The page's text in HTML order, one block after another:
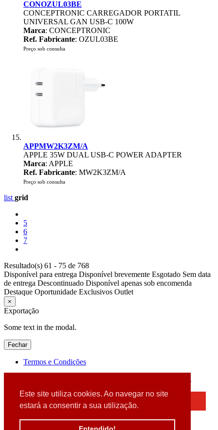
Este site utiliza cookies. Ao navegar no site
estará a consentir a sua utilização.
CONOZUL03BE
CONCEPTRONIC CARREGADOR PORTATIL
UNIVERSAL GAN USB-C 100W
Marca: CONCEPTRONIC
Ref. Fabricante: OZUL03BE
Preço sob consulta
APPMW2K3ZM/A
APPLE 35W DUAL USB-C POWER ADAPTER
Marca: APPLE
Ref. Fabricante: MW2K3ZM/A
Preço sob consulta
list grid
5
6
7
Resultado(s) 61 - 75 de 768
Disponível para entrega Disponível brevemente Esgotado Sem data
de entrega Descontinuado Disponível apenas sob encomenda
Destaque Oportunidade Exclusivos Outlet
×
Exportação
Some text in the modal.
Fechar
Termos e Condições
Detectamos que está a usar um browser desatualizado
Por favor, atualize o seu browser